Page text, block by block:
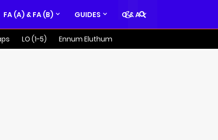
FA (A) & FA (B) GUIDES Q & A
LO (1-5)
Ennum Eluthum